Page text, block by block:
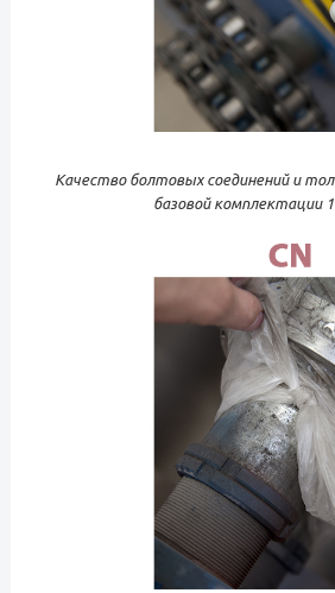
Качество болтовых соединений и
базовой комплектации